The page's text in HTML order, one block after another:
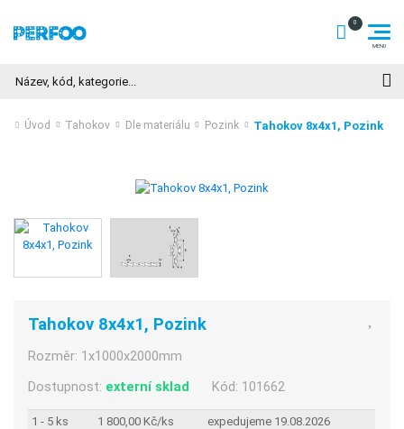
Úvod Tahokov Dle materiálu Pozink Tahokov 8x4x1, Pozink
Tahokov 8x4x1, Pozink
Rozměr: 1x1000x2000mm
Dostupnost: externí sklad Kód: 101662
1 - 5 ks 1 800,00 Kč/ks
expedujeme 19.08.2026